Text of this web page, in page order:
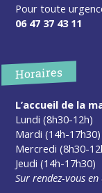
Pour toute
06 47 37 43 11
Horaires
L’accueil de la
Lundi (8h30-12h)
Mardi (14h-17h30)
Mercredi (8h30-
Jeudi (14h-17h30)
Sur rendez-vous